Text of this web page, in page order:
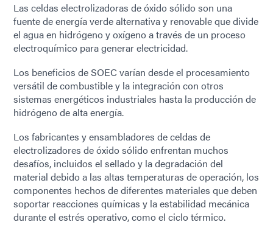
Las celdas electrolizadoras de óxido sólido son una
fuente de energía verde alternativa y renovable que divide
el agua en hidrógeno y oxígeno a través de un proceso
electroquímico para generar electricidad.
Los beneficios de SOEC varían desde el procesamiento
versátil de combustible y la integración con otros
sistemas energéticos industriales hasta la producción de
hidrógeno de alta energía.
Los fabricantes y ensambladores de celdas de
electrolizadores de óxido sólido enfrentan muchos
desafíos, incluidos el sellado y la degradación del
material debido a las altas temperaturas de operación, los
componentes hechos de diferentes materiales que deben
soportar reacciones químicas y la estabilidad mecánica
durante el estrés operativo, como el ciclo térmico.